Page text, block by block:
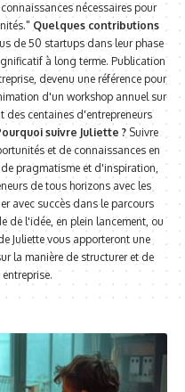
nécessaires pour
Quelques contributions
de 50 startups dans leur phase
à long terme. Publication
devenu une référence pour
d'un workshop annuel sur
centaines d'entrepreneurs
suivre Juliette ? Suivre
et de connaissances en
pragmatisme et d'inspiration,
de tous horizons avec les
avec succès dans le parcours
de l'idée, en plein lancement, ou
Juliette vous apporteront une
la manière de structurer et de